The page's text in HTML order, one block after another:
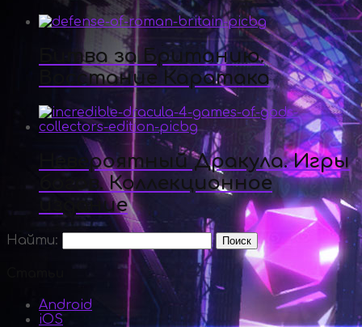
Битва за Британию.
Восстание Каратака
Невероятный Дракула. Игры
богов. Коллекционное
издание
Найти:
Android
iOS